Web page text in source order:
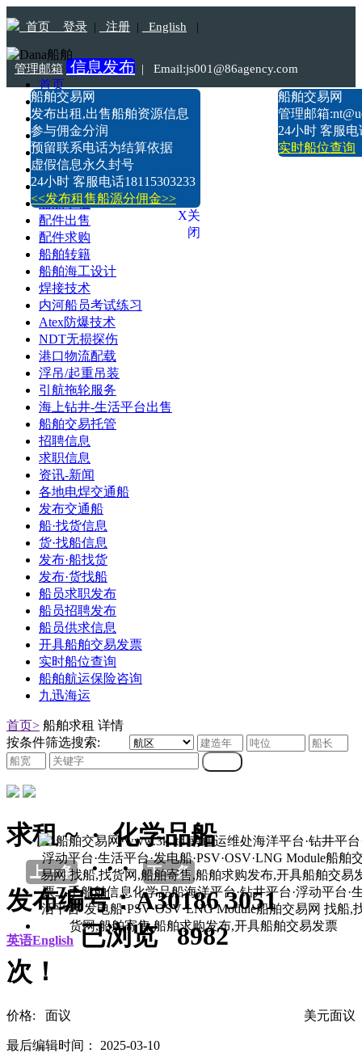
首页 登录 | 注册 | English |
管理邮箱 信息发布 | Email:js001@86agency.com
Tel:18115303233
首页
船舶转港·过户
船舶坞检·坞修·油漆
船价估算
船舶出售
船舶求购
船舶出租
船舶求租
配件出售
配件求购
船舶转籍
船舶海工设计
焊接技术
内河船员考试练习
Atex防爆技术
NDT无损探伤
港口物流配载
浮吊/起重吊装
引航拖轮服务
海上钻井-生活平台出售
船舶交易托管
招聘信息
求职信息
资讯-新闻
各地电焊交通船
发布交通船
船·找货信息
货·找船信息
发布·船找货
发布·货找船
船员求职发布
船员招聘发布
船员供求信息
开具船舶交易发票
实时船位查询
船舶航运保险咨询
九迅海运
首页> 船舶求租 详情
按条件筛选搜索:
求租 ~ · 化学品船
上一条 · · · 下一条
发布编号：A30186 3051
英语English 已浏览 8982
次！
价格: 面议 美元面议
最后编辑时间： 2025-03-10
船舶交易网
发布出租,出售船舶资源信息
参与佣金分润
预留联系电话为结算依据
虚假信息永久封号
24小时 客服电话18115303233
<<发布租售船源分佣金>>
X关
闭
船舶交易网
管理邮箱
24小时 客服电
实时船位查询